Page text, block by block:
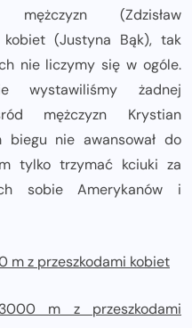
(Zdzisław
kobiet (Justyna Bąk), tak
nie liczymy się w ogóle.
wystawiliśmy żadnej
mężczyzn Krystian
biegu nie awansował do
tylko trzymać kciuki za
sobie Amerykanów i
m z przeszkodami kobiet
m z przeszkodami